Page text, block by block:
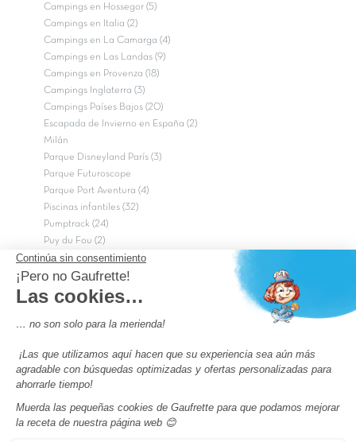
Campings en Hossegor (5)
Campings en Italia (2)
Campings en La Camarga (4)
Campings en Las Landas (9)
Campings en Provenza (18)
Campings Inglaterra (3)
Campings Países Bajos (20)
Escapada de Invierno en España (2)
Milán
Parque Disneyland París (3)
Parque Futuroscope
Parque Port Aventura (4)
Piscinas infantiles (32)
Pumptrack (24)
Puy du Fou (2)
Roma
Semana Santa (17)
tripadvisor Traveler’s Choice 2026 (43)
campings niños Francia
Camping Barcelona
Camping Murcia
Camping Costa Brava
Camping Costa daurada